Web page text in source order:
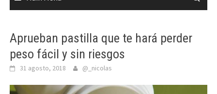
Aprueban pastilla que te hará perder
peso fácil y sin riesgos
31 agosto, 2018 @_nicolas